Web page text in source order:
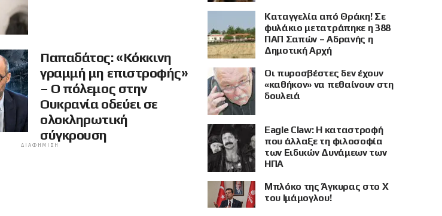
Παπαδάτος: «Κόκκινη
γραμμή μη επιστροφής»
– Ο πόλεμος στην
Ουκρανία οδεύει σε
ολοκληρωτική
σύγκρουση
ΔΙΑΦΉΜΙΣΗ
Καταγγελία από Θράκη! Σε
φυλάκιο μετατράπηκε η 388
ΠΑΠ Σαπών – Αδρανής η
Δημοτική Αρχή
Οι πυροσβέστες δεν έχουν
«καθήκον» να πεθαίνουν στη
δουλειά
Eagle Claw: Η καταστροφή
που άλλαξε τη φιλοσοφία
των Ειδικών Δυνάμεων των
ΗΠΑ
Μπλόκο της Άγκυρας στο X
του Ιμάμογλου!